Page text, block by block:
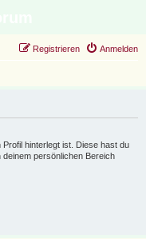
Anmelden
Registrieren
hinterlegt ist. Diese hast du
persönlichen Bereich